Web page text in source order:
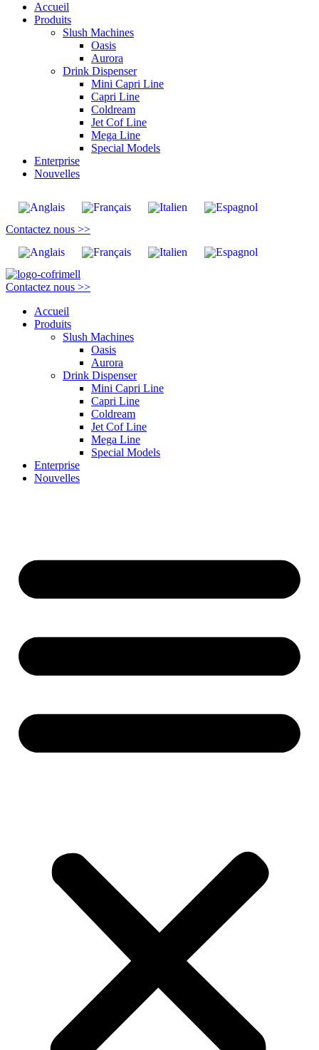
Accueil
Produits
Slush Machines
Oasis
Aurora
Drink Dispenser
Mini Capri Line
Capri Line
Coldream
Jet Cof Line
Mega Line
Special Models
Enterprise
Nouvelles
Contactez nous >>
Contactez nous >>
Accueil
Produits
Slush Machines
Oasis
Aurora
Drink Dispenser
Mini Capri Line
Capri Line
Coldream
Jet Cof Line
Mega Line
Special Models
Enterprise
Nouvelles